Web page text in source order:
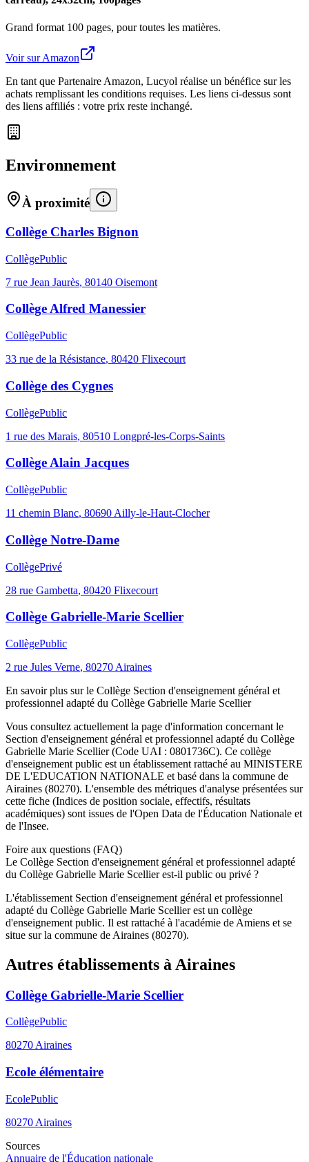
Grand format 100 pages, pour toutes les matières.
Voir sur Amazon
En tant que Partenaire Amazon, Lucyol réalise un bénéfice sur les
achats remplissant les conditions requises. Les liens ci-dessus sont
des liens affiliés : votre prix reste inchangé.
Environnement
À proximité
Collège Charles Bignon
CollègePublic
7 rue Jean Jaurès, 80140 Oisemont
Collège Alfred Manessier
CollègePublic
33 rue de la Résistance, 80420 Flixecourt
Collège des Cygnes
CollègePublic
1 rue des Marais, 80510 Longpré-les-Corps-Saints
Collège Alain Jacques
CollègePublic
11 chemin Blanc, 80690 Ailly-le-Haut-Clocher
Collège Notre-Dame
CollègePrivé
28 rue Gambetta, 80420 Flixecourt
Collège Gabrielle-Marie Scellier
CollègePublic
2 rue Jules Verne, 80270 Airaines
En savoir plus sur le Collège Section d'enseignement général et
professionnel adapté du Collège Gabrielle Marie Scellier
Vous consultez actuellement la page d'information concernant le
Section d'enseignement général et professionnel adapté du Collège
Gabrielle Marie Scellier(Code UAI : 0801736C). Ce collège
d'enseignement public est un établissement rattaché au MINISTERE
DE L'EDUCATION NATIONALE et basé dans la commune de
Airaines (80270). L'ensemble des métriques d'analyse présentées sur
cette fiche (Indices de position sociale, effectifs, résultats
académiques) sont issues de l'Open Data de l'Éducation Nationale et
de l'Insee.
Foire aux questions (FAQ)
Le Collège Section d'enseignement général et professionnel adapté
du Collège Gabrielle Marie Scellier est-il public ou privé ?
L'établissement Section d'enseignement général et professionnel
adapté du Collège Gabrielle Marie Scellier est un collège
d'enseignement public. Il est rattaché à l'académie de Amiens et se
situe sur la commune de Airaines (80270).
Autres établissements à Airaines
Collège Gabrielle-Marie Scellier
CollègePublic
80270Airaines
Ecole élémentaire
EcolePublic
80270 Airaines
Sources
Annuaire de l'Éducation nationale